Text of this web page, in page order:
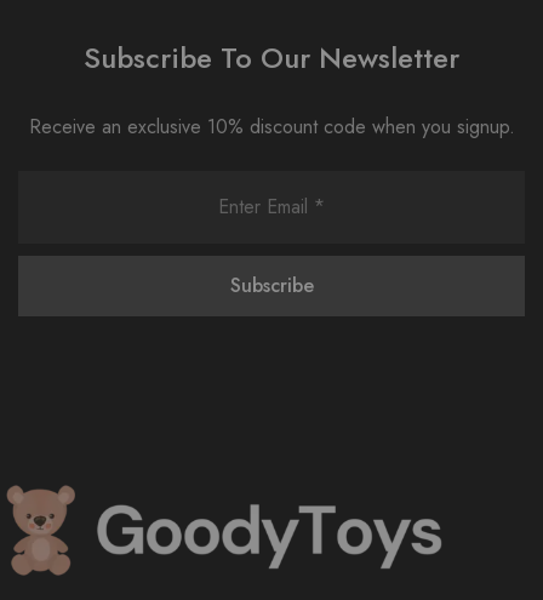
Subscribe To Our Newsletter
Receive an exclusive 10% discount code when you signup.